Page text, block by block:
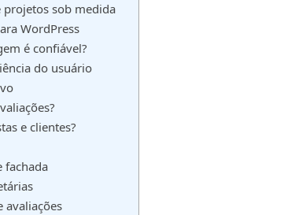
projetos sob medida
WordPress
é confiável?
do usuário
e clientes?
fachada
avaliações